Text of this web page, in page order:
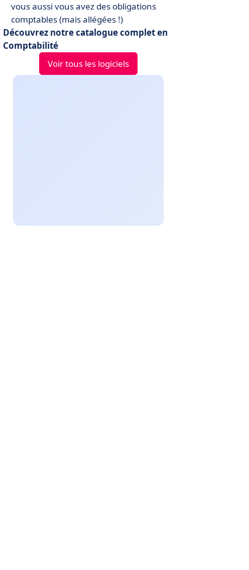
vous aussi vous avez des obligations
comptables (mais allégées !)
Découvrez notre catalogue complet en
Comptabilité
Voir tous les logiciels